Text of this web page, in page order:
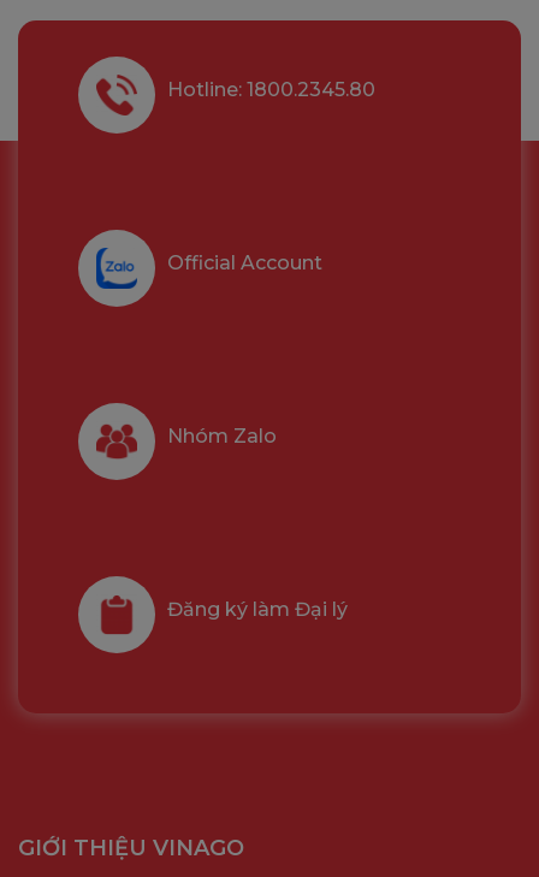
Hotline: 1800.2345.80
Official Account
Nhóm Zalo
Đăng ký làm Đại lý
GIỚI THIỆU VINAGO